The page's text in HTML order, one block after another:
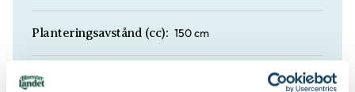
Planteringsavstånd (cc): 150 cm
Jordmån: Mullrik jord, Näringsrik jord, Väldränerad jord